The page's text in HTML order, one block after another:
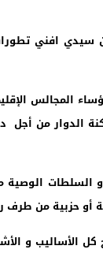
سيدي افني
المجالس
الدوار من أجل
السلطات الوصية
أو حزبية من
الأساليب و